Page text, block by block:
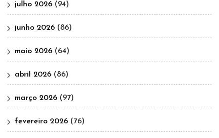
julho 2026 (94)
junho 2026 (86)
maio 2026 (64)
abril 2026 (86)
março 2026 (97)
fevereiro 2026 (76)